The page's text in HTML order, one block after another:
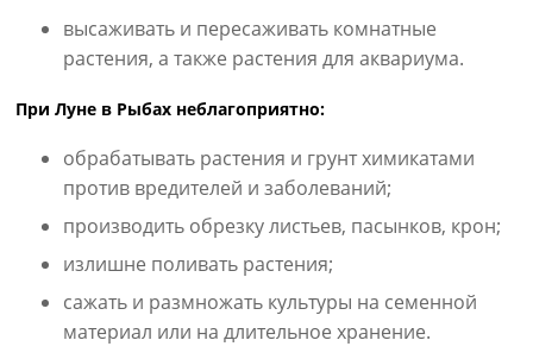
высаживать и пересаживать комнатные
растения, а также растения для аквариума.
При Луне в Рыбах неблагоприятно:
обрабатывать растения и грунт химикатами
против вредителей и заболеваний;
производить обрезку листьев, пасынков, крон;
излишне поливать растения;
сажать и размножать культуры на семенной
материал или на длительное хранение.